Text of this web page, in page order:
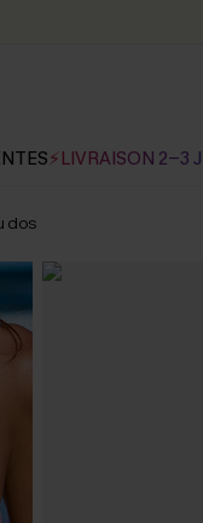
⚡LIVRAISON 2-3 J
dos